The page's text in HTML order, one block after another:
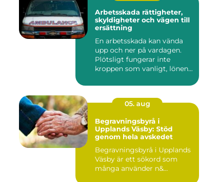
Arbetsskada rättigheter,
skyldigheter och vägen till
ersättning
En arbetsskada kan vända
upp och ner på vardagen.
Plötsligt fungerar inte
kroppen som vanligt, lönen...
05. aug
Begravningsbyrå i
Upplands Väsby: Stöd
genom hela avskedet
Begravningsbyrå i Upplands
Väsby är ett sökord som
många använder n&...